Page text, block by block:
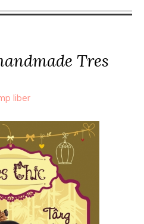
Tres
liber